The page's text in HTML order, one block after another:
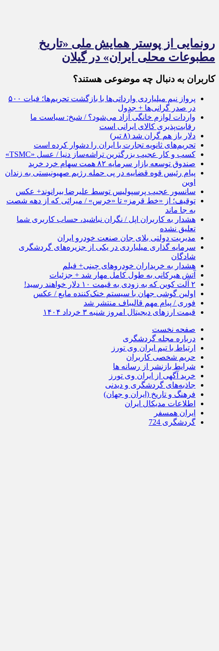
رونمایی از پوستر همایش ملی «تاریخ
مطبوعات محلی ایران» در گیلان
کاربران به دنبال چه موضوعی هستند؟
پرواز نیم میلیاردی وارداتی‌ها با بازگشت تحریم‌ها؛ فیات ۵۰۰
در صدر گرانی‌ها + جدول
واردات لوازم خانگی آزاد می‌شود؟ / شیخ: سیاست ما
رقابت‌پذیری کالای ایرانی است
دلار باز هم گران شد (۸ تیر)
تحریم‌های ثانویه تجارت با ایران را دشوار کرده است
کسب و کار عجیب بزرگترین تراشه‌ساز دنیا / عسل «TSMC»
صندوق توسعه بازار سرمایه ۸۲ همت سهام خرد خرید
پیام رئیس قوه قضاییه در پی حمله رژیم صهیونیستی به زندان
اوین
سانسور عجیب پرسپولیس توسط علیرضا بیرانوند+ عکس
توقیف؛ از «خط قرمز» تا «خرس» / میراثی که از دهه شصت
به جا ماند
هشدار به کاربران اپل / نگران نباشید، حساب کاربری شما
تعلیق نشده
مدیریت دولتی بلای جان صنعت خودرو ایران
سرمایه گذاری میلیاردی در یکی از جزیره‌های گردشگری
شادگان
هشدار به خریداران خودروهای چینی+ فیلم
آتش هیرکانی به طول کامل مهار شد + جزئیات
۲ آلت کوین که به زودی به قیمت ۱۰ دلار خواهند رسید!
اولین گوشی جهان با سیستم خنک‌کننده مایع / عکس
فوری / پیام مهم قالیباف منتشر شد
قیمت ارز‌های دیجیتال امروز شنبه ۳ خرداد ۱۴۰۴
صفحه نخست
درباره مجله گردشگری
ارتباط با تیم ایران وی تورز
حریم شخصی کاربران
شرایط بازنشر از رسانه ها
خرید آگهی از ایران وی تورز
جاذبه‌های گردشگری و دیدنی
فرهنگ و تاریخ (ایران و جهان)
اطلاعات مدیکال ایران
ایران همسفر
گردشگری 724